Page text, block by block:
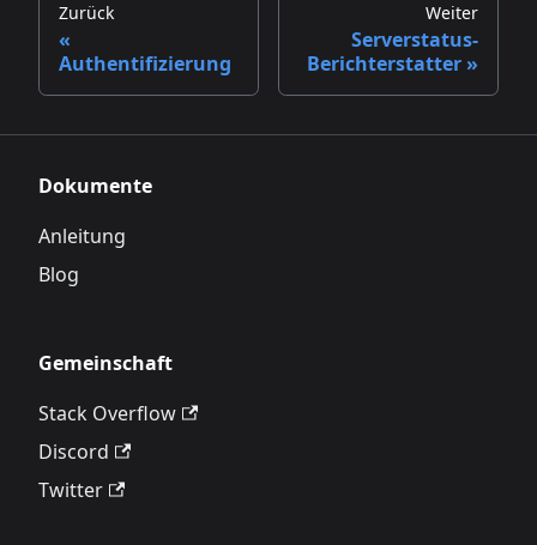
Zurück
Authentifizierung
Weiter
Serverstatus-
Berichterstatter
Dokumente
Anleitung
Blog
Gemeinschaft
Stack Overflow
Discord
Twitter